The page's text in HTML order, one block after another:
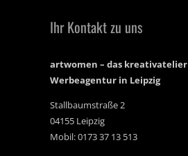
Ihr Kontakt zu uns
artwomen – das kreativatelier
Werbeagentur in Leipzig
Stallbaumstraße 2
04155 Leipzig
Mobil: 0173 37 13 513